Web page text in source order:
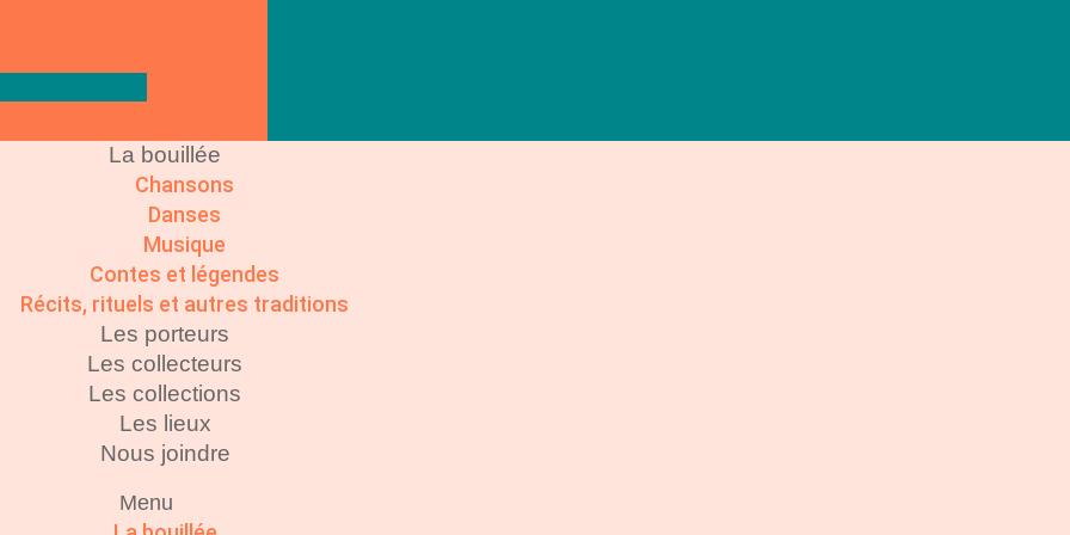
La bouillée
Chansons
Danses
Musique
Contes et légendes
Récits, rituels et autres traditions
Les porteurs
Les collecteurs
Les collections
Les lieux
Nous joindre
Menu